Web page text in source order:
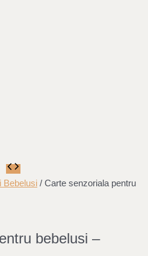
Bebelusi / Carte senzoriala pentru
bebelusi –